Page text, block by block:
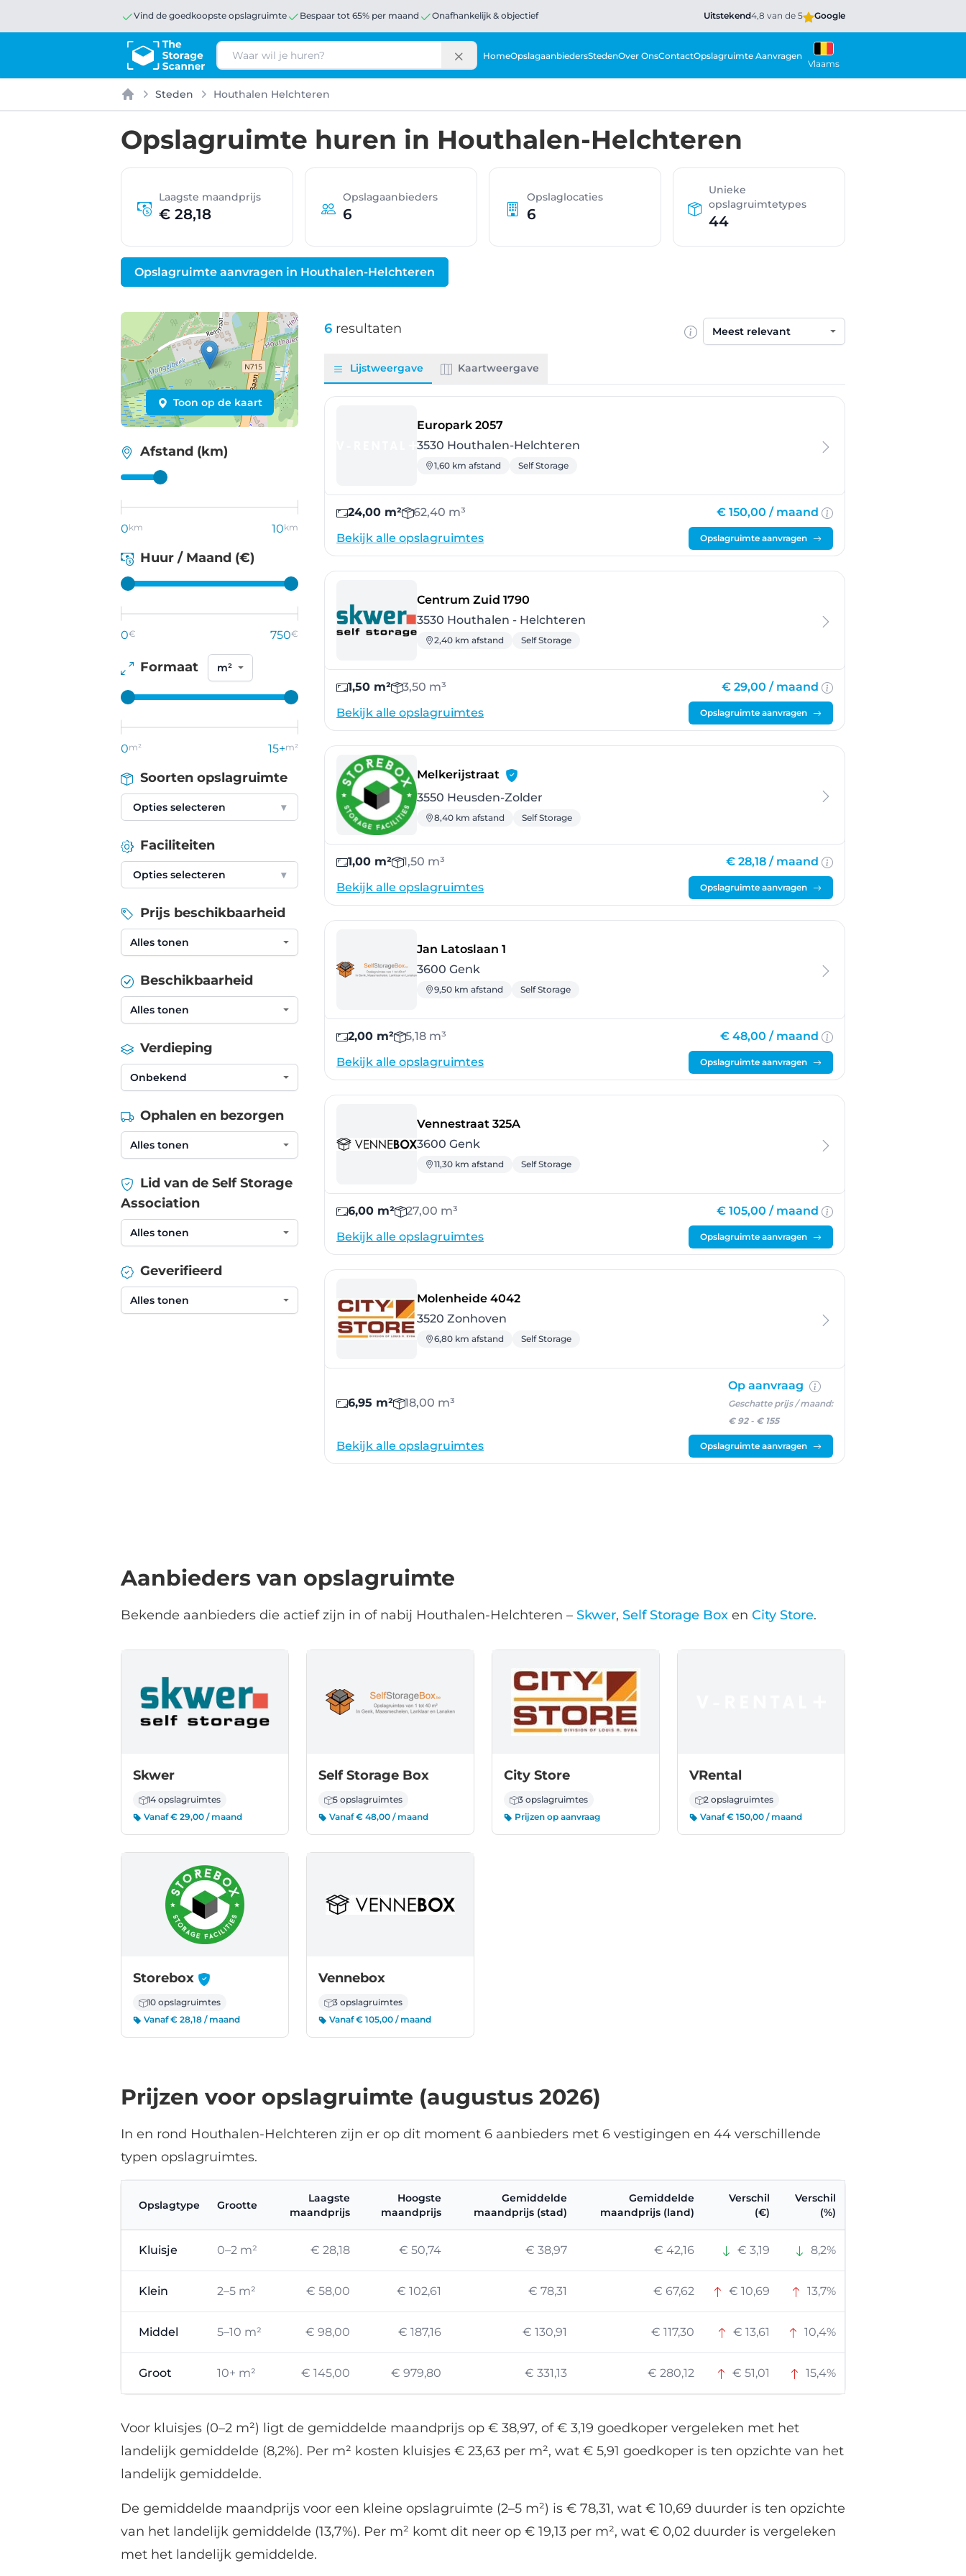
Vind de goedkoopste opslagruimte Bespaar tot 65% per maand Onafhankelijk & objectief Uitstekend4,8 van de 5 Google
Zoeken HomeOpslagaanbiedersStedenOver OnsContactOpslagruimte Aanvragen
Vlaams
Home
Steden Houthalen Helchteren
Opslagruimte huren in Houthalen-Helchteren
Laagste maandprijs
€ 28,18
Opslagaanbieders
6
Opslaglocaties
6
Unieke
opslagruimtetypes
44
Opslagruimte aanvragen in Houthalen-Helchteren
6 resultaten
Sorteren op
Lijstweergave Kaartweergave
Europark 2057- Houthalen-Helchteren
3530 Houthalen-Helchteren
1,60 km afstand Self Storage
24,00 m² 62,40 m³ € 150,00 / maand
Bekijk alle opslagruimtes
Opslagruimte aanvragen
Centrum Zuid 1790
3530 Houthalen - Helchteren
2,40 km afstand Self Storage
1,50 m² 3,50 m³ € 29,00 / maand
Bekijk alle opslagruimtes
Opslagruimte aanvragen
Melkerijstraat - Heusden-Zolder
3550 Heusden-Zolder
8,40 km afstand Self Storage
1,00 m² 1,50 m³ € 28,18 / maand
Bekijk alle opslagruimtes
Opslagruimte aanvragen
Jan Latoslaan 1
3600 Genk
9,50 km afstand Self Storage
2,00 m² 5,18 m³ € 48,00 / maand
Bekijk alle opslagruimtes
Opslagruimte aanvragen
Vennestraat 325A- Genk
3600 Genk
11,30 km afstand Self Storage
6,00 m² 27,00 m³ € 105,00 / maand
Bekijk alle opslagruimtes
Opslagruimte aanvragen
Molenheide 4042- Zonhoven
3520 Zonhoven
6,80 km afstand Self Storage
6,95 m² 18,00 m³
Op aanvraag
Geschatte prijs / maand:
€ 92- € 155
Bekijk alle opslagruimtes Opslagruimte aanvragen
Toon op de kaart
Afstand (km)
0km 10km
Huur / Maand (€)
0€ 750€
Formaat
0m² 15+m²
Soorten opslagruimte
Opties selecteren ▾
Faciliteiten
Opties selecteren ▾
Prijs beschikbaarheid
Beschikbaarheid
Verdieping
Ophalen en bezorgen
Lid van de Self Storage
Association
Geverifieerd
Aanbieders van opslagruimte
Bekende aanbieders die actief zijn in of nabij Houthalen-Helchteren – Skwer, Self Storage Box en City Store.
Skwer
14 opslagruimtes
Vanaf € 29,00 / maand
Self Storage Box
5 opslagruimtes
Vanaf € 48,00 / maand
City Store
3 opslagruimtes
Prijzen op aanvraag
VRental
2 opslagruimtes
Vanaf € 150,00 / maand
Storebox -
10 opslagruimtes
Vanaf € 28,18 / maand
Vennebox
3 opslagruimtes
Vanaf € 105,00 / maand
Prijzen voor opslagruimte (augustus 2026)
In en rond Houthalen-Helchteren zijn er op dit moment 6 aanbieders met 6 vestigingen en 44 verschillende
typen opslagruimtes.
Opslagtype Grootte
Laagste
maandprijs
Hoogste
maandprijs
Gemiddelde
maandprijs (stad)
Gemiddelde
maandprijs (land)
Verschil
(€)
Verschil
(%)
Kluisje 0–2 m² € 28,18 € 50,74 € 38,97 € 42,16 € 3,19 8,2%
Klein 2–5 m² € 58,00 € 102,61 € 78,31 € 67,62 € 10,69 13,7%
Middel 5–10 m² € 98,00 € 187,16 € 130,91 € 117,30 € 13,61 10,4%
Groot 10+ m² € 145,00 € 979,80 € 331,13 € 280,12 € 51,01 15,4%
Voor kluisjes (0–2 m²) ligt de gemiddelde maandprijs op € 38,97, of € 3,19 goedkoper vergeleken met het
landelijk gemiddelde (8,2%). Per m² kosten kluisjes € 23,63 per m², wat € 5,91 goedkoper is ten opzichte van het
landelijk gemiddelde.
De gemiddelde maandprijs voor een kleine opslagruimte (2–5 m²) is € 78,31, wat € 10,69 duurder is ten opzichte
van het landelijk gemiddelde (13,7%). Per m² komt dit neer op € 19,13 per m², wat € 0,02 duurder is vergeleken
met het landelijk gemiddelde.